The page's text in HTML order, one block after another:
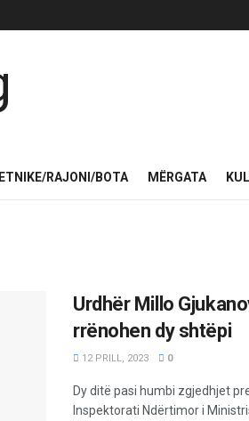
ETNIKE/RAJONI/BOTA MËRGATA
Urdhër Millo
rrënohen dy shtëpi
12 PRILL, 2023 0
Dy ditë pasi humbi zgjedhjet
Inspektorati Ndërtimor i